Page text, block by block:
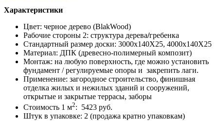
Характеристики
Цвет: черное дерево (BlakWood)
Рабочие стороны 2: структура дерева/гребенка
Стандартный размер доски: 3000x140X25, 4000x140X25
Материал: ДПК (древесно-полимерный композит)
Монтаж: на любую поверхность, где можно установить
фундамент / регулируемые опоры и закрепить лаги.
Применение: загородное строительство, финишная
отделка жилых и нежилых зданий и сооружений,
открытые и закрытые террасы, заборы
Стоимость 1 м2: 5423 руб.
Штук в упаковке: 2 (продажа кратно упаковкам)